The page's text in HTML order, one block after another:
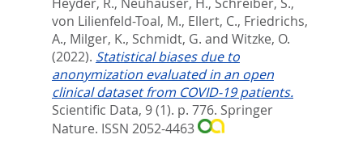
von Lilienfeld-Toal, M., Ellert, C., Friedrichs,
A., Milger, K., Schmidt, G. and Witzke, O.
(2022). Statistical biases due to
anonymization evaluated in an open
clinical dataset from COVID-19 patients.
Scientific Data, 9 (1). p. 776. Springer
Nature. ISSN 2052-4463